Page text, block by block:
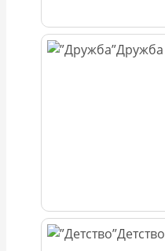
Дружба
Детство